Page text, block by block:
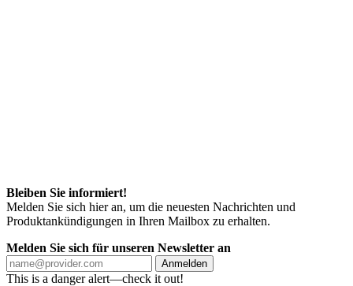
Bleiben Sie informiert!
Melden Sie sich hier an, um die neuesten Nachrichten und
Produktankündigungen in Ihren Mailbox zu erhalten.
Melden Sie sich für unseren Newsletter an
Anmelden
This is a danger alert—check it out!